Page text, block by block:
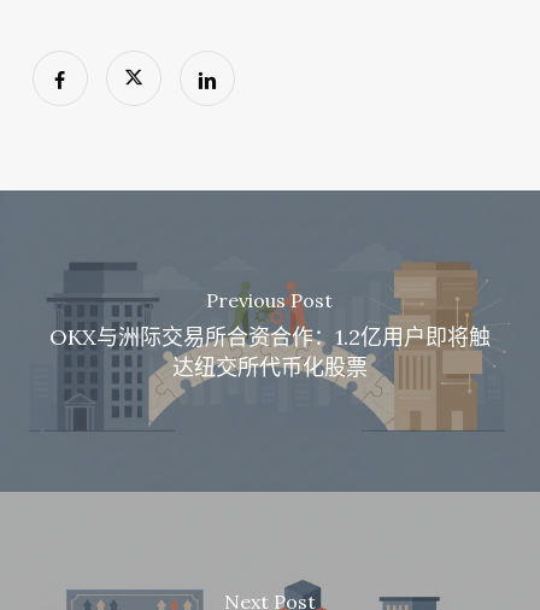
Previous Post
OKX与洲际交易所合资合作：1.2亿用户即将触
达纽交所代币化股票
Next Post